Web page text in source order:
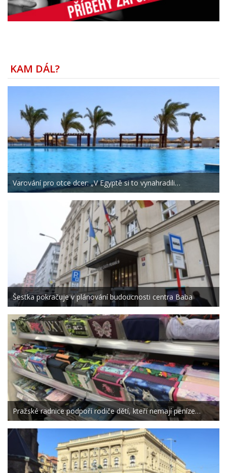
KAM DÁL?
Varování pro otce dcer: „V Egyptě si to vynahradili…
Šestka pokračuje v plánování budoucnosti centra Baba
Pražské radnice podpoří rodiče dětí, kteří nemají peníze…